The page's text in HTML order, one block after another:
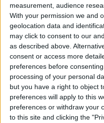
measurement, audience
With your permission we and
geolocation data and
may click to consent to our
as described above.
consent or access more
preferences before consenting.
processing of your personal
but you have a right to object
preferences will apply to this
preferences or withdraw your
to this site and clicking the